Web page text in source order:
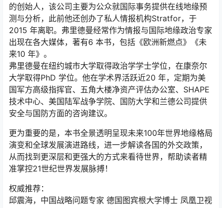
的创始人，该公司主要为公众就国际事务提供在线地缘预
测与分析，此前他还创办了私人情报机构Stratfor，于
2015 年离职。弗里德曼经常作为情报与国际地缘政治专家
出现在各大媒体，著有6 本书，包括《欧洲新燃点》《未
来10 年》。
弗里德曼在纽约城市大学取得政治学学士学位，在康奈尔
大学取得PhD 学位。他在学术界活跃近20 年，定期为美
国军方高级指挥官、五角大楼净资产评估办公室、SHAPE
技术中心、美国陆军战争学院、国防大学和兰德公司提供
安全与国防方面的咨询建议。
更为重要的是，本书全景透明呈现未来100年世界地缘格局
演变和全球发展演进路线，进一步解读各国的外交政策，
从而找到更深层和更强大的方式来看待世界，帮助读者精
准掌控21世纪世界发展脉搏！
权威推荐：
邱震海，中国战略问题专家 德国图宾根大学博士 凤凰卫视